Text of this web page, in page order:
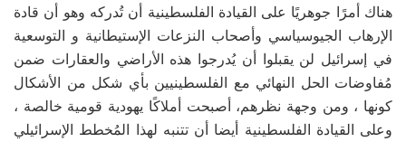
هناك أمرًا جوهريًا على القيادة الفلسطينية أن تُدركه وهو أن قادة
الإرهاب الجيوسياسي وأصحاب النزعات الإستيطانية و التوسعية
في إسرائيل لن يقبلوا أن يُدرجوا هذه الأراضي والعقارات ضمن
مُفاوضات الحل النهائي مع الفلسطينيين بأي شكل من الأشكال
كونها ، ومن وجهة نظرهم، أصبحت أملاكًا يهودية قومية خالصة ،
وعلى القيادة الفلسطينية أيضا أن تتنبه لهذا المُخطط الإسرائيلي